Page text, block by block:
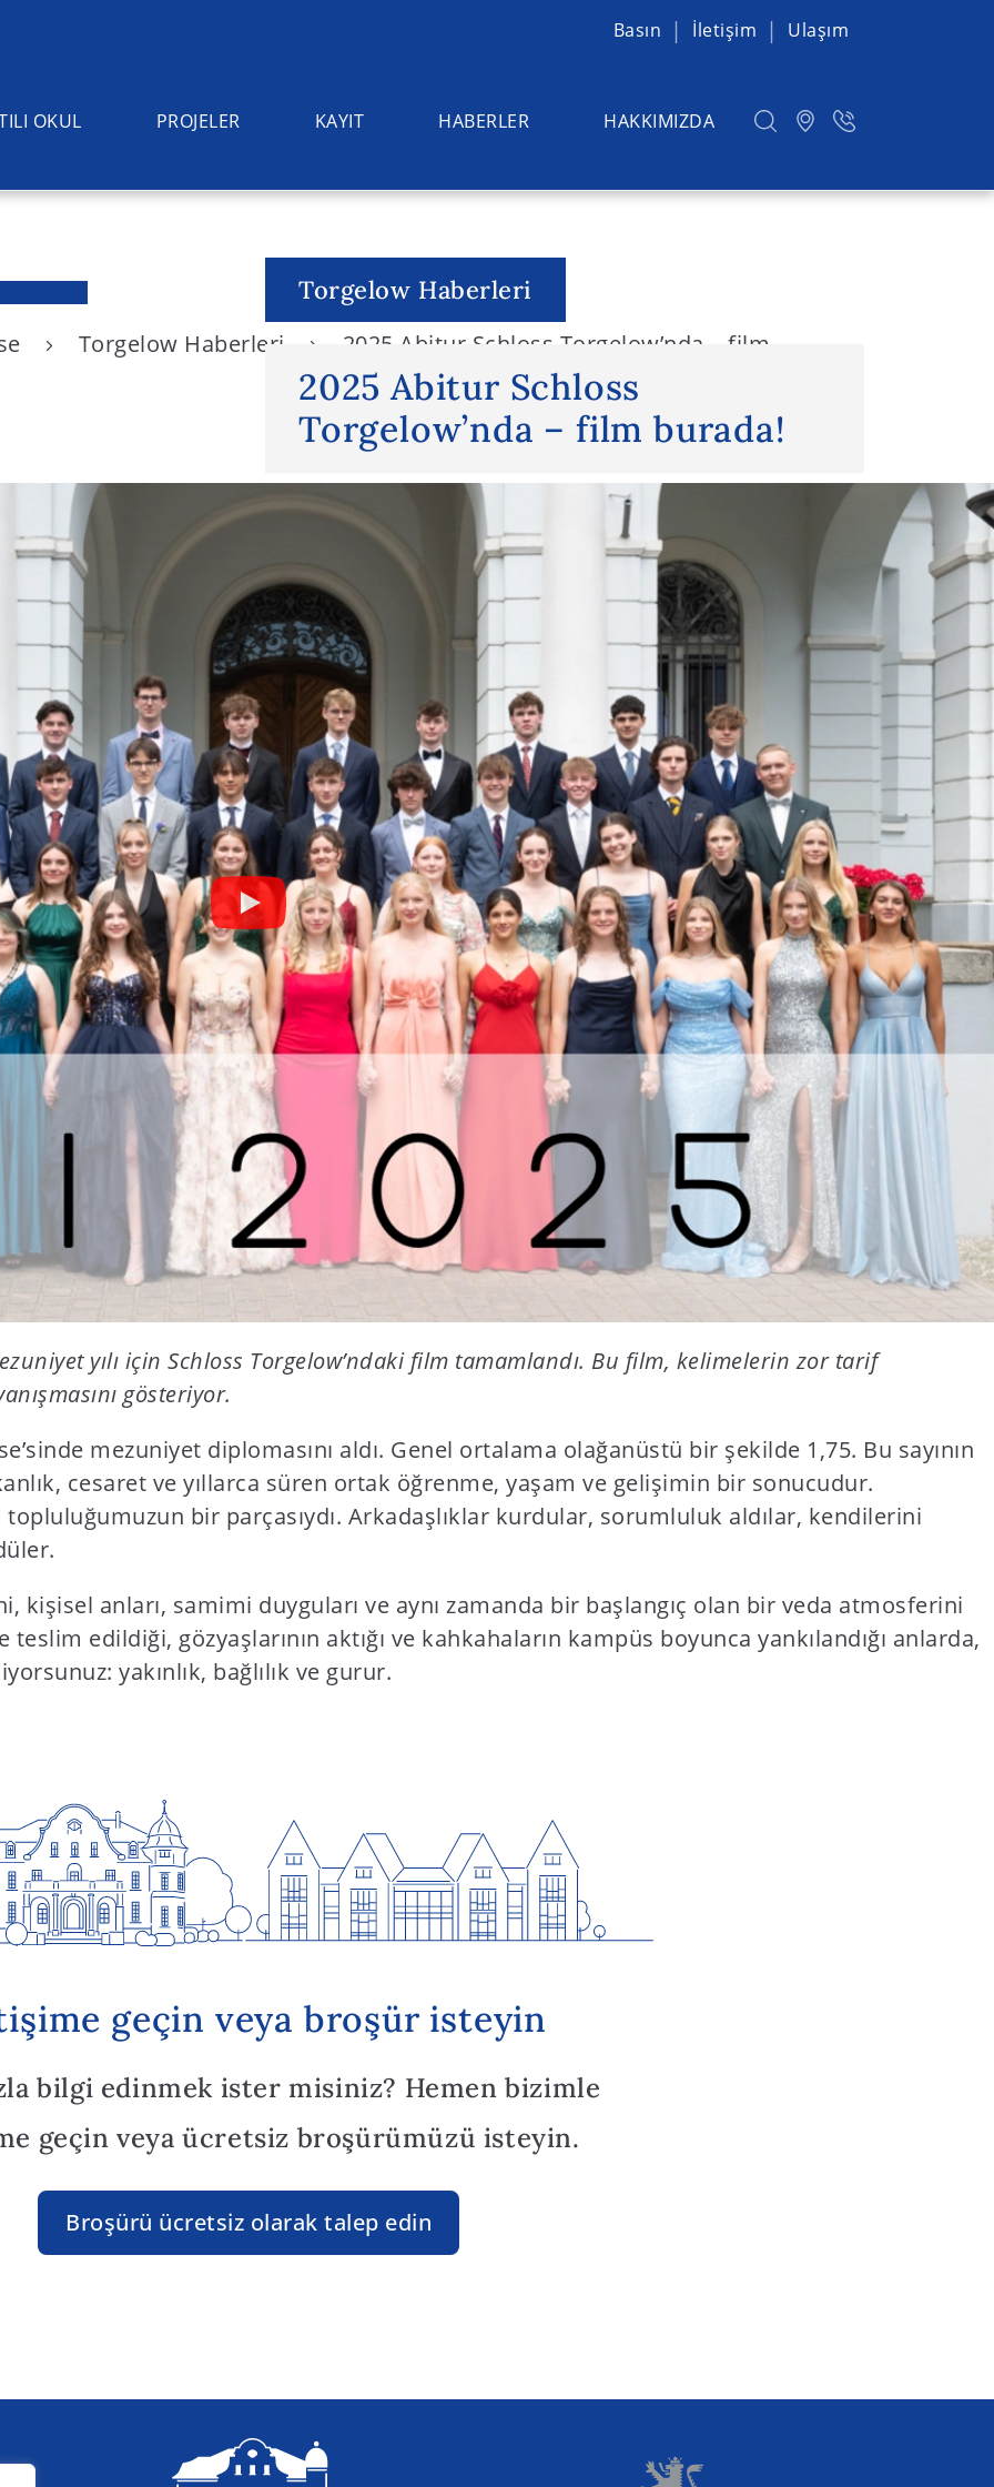
Basın İletişim Ulaşım
OKUL PROJELER KAYIT HABERLER HAKKIMIZDA
Torgelow Haberleri
2025 Abitur Schloss
Torgelow’nda – film burada!
Torgelow Haberleri
2025 Abitur Schloss Torgelow’nda – film
yılı için Schloss Torgelow’ndaki film tamamlandı. Bu film, kelimelerin zor tarif
gösteriyor.
mezuniyet diplomasını aldı. Genel ortalama olağanüstü bir şekilde 1,75. Bu sayının
cesaret ve yıllarca süren ortak öğrenme, yaşam ve gelişimin bir sonucudur.
topluluğumuzun bir parçasıydı. Arkadaşlıklar kurdular, sorumluluk aldılar, kendilerini
kişisel anları, samimi duyguları ve aynı zamanda bir başlangıç olan bir veda atmosferini
edildiği, gözyaşlarının aktığı ve kahkahaların kampüs boyunca yankılandığı anlarda,
yakınlık, bağlılık ve gurur.
geçin veya broşür isteyin
bilgi edinmek ister misiniz? Hemen bizimle
geçin veya ücretsiz broşürümüzü isteyin.
Broşürü ücretsiz olarak talep edin